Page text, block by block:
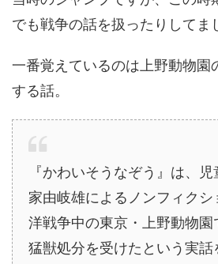
でも戦争の話を扱ったりしてま
一番覚えているのは上野動物園
する話。
『かわいそうなぞう』は、
家由岐雄によるノンフィク
洋戦争中の東京・上野動物
猛獣処分を受けたという実話